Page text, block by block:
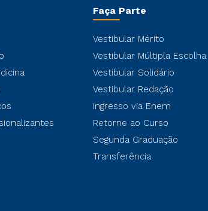
Faça Parte
Vestibular Mérito
Vestibular Múltipla Escolha
Vestibular Solidário
Vestibular Redação
Ingresso via Enem
Retorne ao Curso
Segunda Graduação
Transferência